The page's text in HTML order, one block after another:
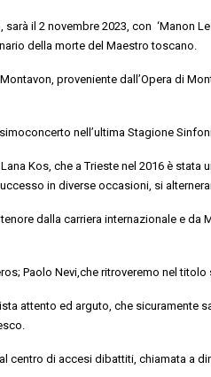
sarà il 2 novembre 2023, con ‘Manon
della morte del Maestro toscano.
Montavon, proveniente dall’Opera di
concerto nell’ultima Stagione
Lana Kos, che a Trieste nel 2016 è stata
in diverse occasioni, si
dalla carriera internazionale e da
; Paolo Nevi,che ritroveremo nel titolo
attento ed arguto, che sicuramente
centro di accesi dibattiti, chiamata a